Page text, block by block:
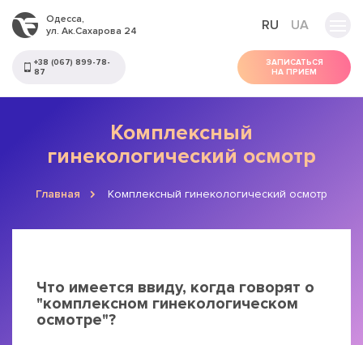
Одесса,
ул. Ак.Сахарова 24
RU UA
+38 (067) 899-78-
87
ЗАПИСАТЬСЯ
НА ПРИЕМ
Комплексный
гинекологический осмотр
Главная Комплексный гинекологический осмотр
Что имеется ввиду, когда говорят о
"комплексном гинекологическом
осмотре"?